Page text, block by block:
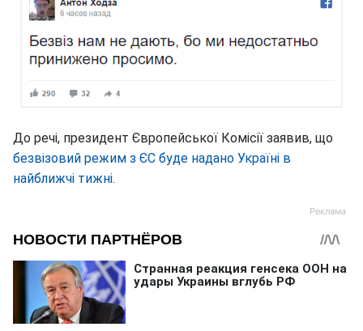
До речі, президент Європейської Комісії заявив, що
безвізовий режим з ЄС буде надано Україні в
найближчі тижні.